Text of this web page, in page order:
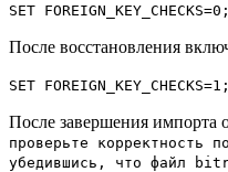
SET FOREIGN_KEY_CHECKS=0;
После восстановления
SET FOREIGN_KEY_CHECKS=1;
После завершения импорта
проверьте корректность
убедившись, что файл